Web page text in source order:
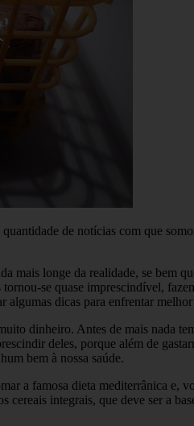
de notícias com que
mais longe da realidade, se bem
se quase imprescindível,
dicas para enfrentar
dinheiro. Antes de mais nada
deles, porque além de
bem à nossa saúde.
a famosa dieta mediterrânica
cereais integrais, que deve ser a